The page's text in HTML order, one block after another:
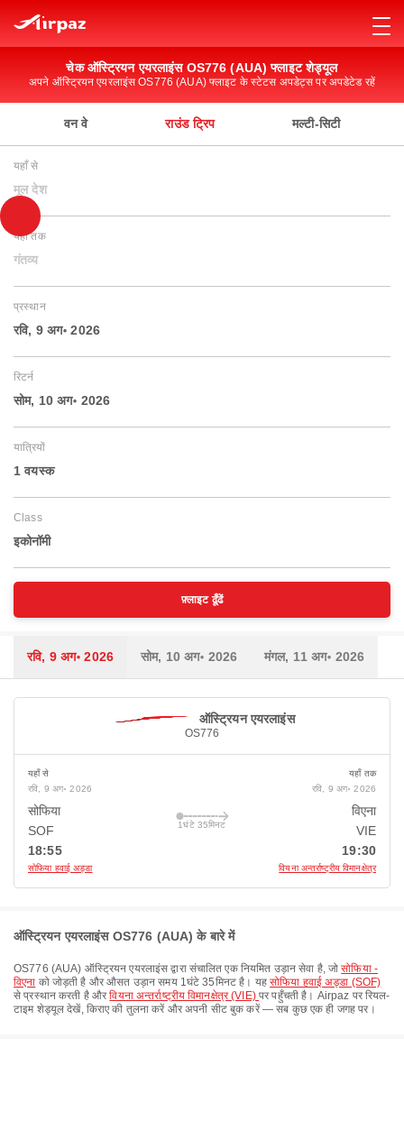
चेक ऑस्ट्रियन एयरलाइंस OS776 (AUA) फ्लाइट शेड्यूल
अपने ऑस्ट्रियन एयरलाइंस OS776 (AUA) फ्लाइट के स्टेटस अपडेट्स पर अपडेटेड रहें
वन वे राउंड ट्रिप मल्टी-सिटी
यहाँ से
मूल देश
यहाँ तक
गंतव्य
प्रस्थान
रवि, 9 अग॰ 2026
रिटर्न
सोम, 10 अग॰ 2026
यात्रियों
1 वयस्‍क
Class
इकोनॉमी
फ़्लाइट ढूँढें
रवि, 9 अग॰ 2026 सोम, 10 अग॰ 2026 मंगल, 11 अग॰ 2026
ऑस्ट्रियन एयरलाइंस
OS776
यहाँ से
रवि, 9 अग॰ 2026
सोफिया
SOF
18:55
सोफिया हवाई अड्डा
1घंटे 35मिनट
यहाँ तक
रवि, 9 अग॰ 2026
विएना
VIE
19:30
वियना अन्तर्राष्ट्रीय विमानक्षेत्र
ऑस्ट्रियन एयरलाइंस OS776 (AUA) के बारे में
OS776 (AUA) ऑस्ट्रियन एयरलाइंस द्वारा संचालित एक नियमित उड़ान सेवा है, जोसोफिया -
विएना को जोड़ती है और औसत उड़ान समय 1घंटे 35मिनट है। यहसोफिया हवाई अड्डा (SOF)
से प्रस्थान करती है औरवियना अन्तर्राष्ट्रीय विमानक्षेत्र (VIE)पर पहुँचती है। Airpaz पर रियल-
टाइम शेड्यूल देखें, किराए की तुलना करें और अपनी सीट बुक करें — सब कुछ एक ही जगह पर।